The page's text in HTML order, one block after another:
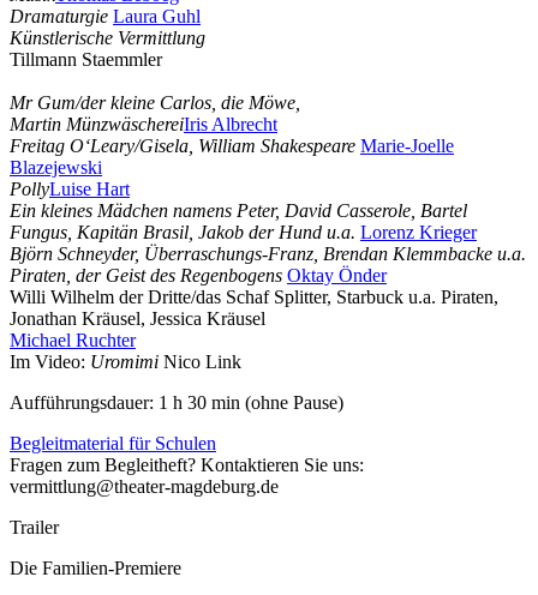
Dramaturgie Laura Guhl
Künstlerische Vermittlung
Tillmann Staemmler
Mr Gum/der kleine Carlos, die Möwe,
Martin MünzwäschereiIris Albrecht
Freitag O‘Leary/Gisela, William Shakespeare Marie-Joelle
Blazejewski
PollyLuise Hart
Ein kleines Mädchen namens Peter, David Casserole, Bartel
Fungus, Kapitän Brasil, Jakob der Hund u.a. Lorenz Krieger
Björn Schneyder, Überraschungs-Franz, Brendan Klemmbacke u.a.
Piraten, der Geist des Regenbogens Oktay Önder
Willi Wilhelm der Dritte/das Schaf Splitter, Starbuck u.a. Piraten,
Jonathan Kräusel, Jessica Kräusel
Michael Ruchter
Im Video: Uromimi Nico Link
Aufführungsdauer: 1 h 30 min (ohne Pause)
Begleitmaterial für Schulen
Fragen zum Begleitheft? Kontaktieren Sie uns:
vermittlung@theater-magdeburg.de
Trailer
Die Familien-Premiere